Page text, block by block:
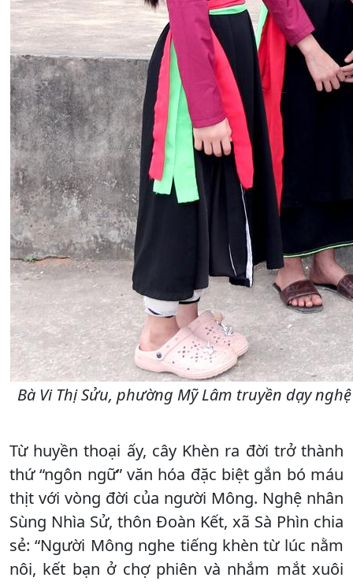
Bà Vi Thị Sửu, phường Mỹ Lâm truyền dạy
Từ huyền thoại ấy, cây Khèn ra đời trở thành
thứ “ngôn ngữ” văn hóa đặc biệt gắn bó máu
thịt với vòng đời của người Mông. Nghệ nhân
Sùng Nhìa Sử, thôn Đoàn Kết, xã Sà Phìn chia
sẻ: “Người Mông nghe tiếng khèn từ lúc nằm
nôi, kết bạn ở chợ phiên và nhắm mắt xuôi